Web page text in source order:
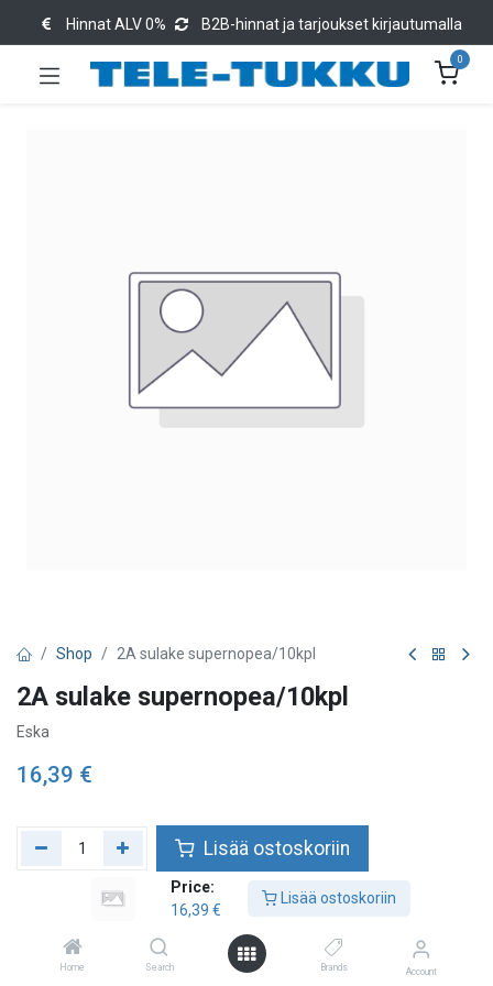
Price:
16,39 €
Lisää ostoskoriin
Home Search Brands Account
Hinnat ALV 0% B2B-hinnat ja tarjoukset kirjautumalla
0
Shop 2A sulake supernopea/10kpl
2A sulake supernopea/10kpl
Eska
16,39 €
Lisää ostoskoriin
Lisää toivelistalle